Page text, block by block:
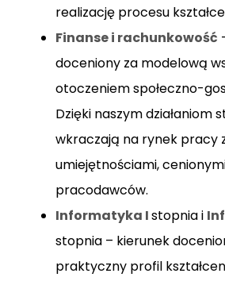
realizację procesu
Finanse i rachunkowość
doceniony za modelową
otoczeniem społeczno-
Dzięki naszym działaniom
wkraczają na rynek pracy
umiejętnościami,
pracodawców.
Informatyka Istopnia i
stopnia – kierunek
praktyczny profil